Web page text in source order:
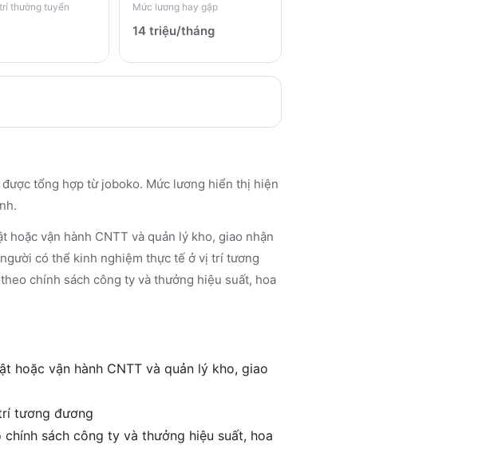
thường tuyển Mức lương hay gặp
14 triệu/tháng
tổng hợp từ joboko. Mức lương hiển thị hiện
vận hành CNTT và quản lý kho, giao nhận
có thể kinh nghiệm thực tế ở vị trí tương
chính sách công ty và thưởng hiệu suất, hoa
hoặc vận hành CNTT và quản lý kho, giao
tương đương
sách công ty và thưởng hiệu suất, hoa